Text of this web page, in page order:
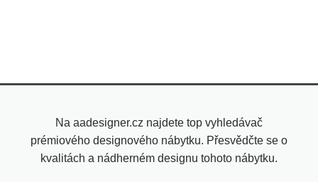
Na aadesigner.cz najdete top vyhledávač
prémiového designového nábytku. Přesvědčte se o
kvalitách a nádherném designu tohoto nábytku.